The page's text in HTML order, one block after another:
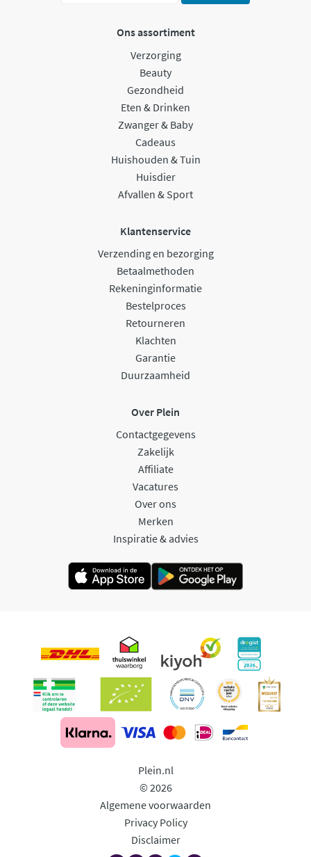
Ons assortiment
Verzorging
Beauty
Gezondheid
Eten & Drinken
Zwanger & Baby
Cadeaus
Huishouden & Tuin
Huisdier
Afvallen & Sport
Klantenservice
Verzending en bezorging
Betaalmethoden
Rekeninginformatie
Bestelproces
Retourneren
Klachten
Garantie
Duurzaamheid
Over Plein
Contactgegevens
Zakelijk
Affiliate
Vacatures
Over ons
Merken
Inspiratie & advies
Plein.nl
© 2026
Algemene voorwaarden
Privacy Policy
Disclaimer